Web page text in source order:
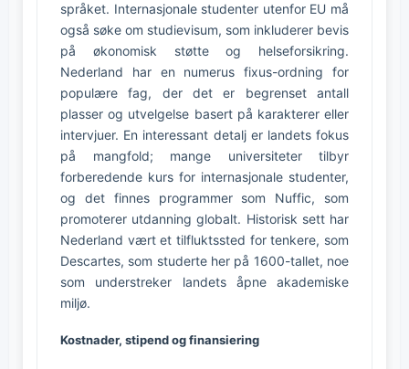
språket. Internasjonale studenter utenfor EU må
også søke om studievisum, som inkluderer bevis
på økonomisk støtte og helseforsikring.
Nederland har en numerus fixus-ordning for
populære fag, der det er begrenset antall
plasser og utvelgelse basert på karakterer eller
intervjuer. En interessant detalj er landets fokus
på mangfold; mange universiteter tilbyr
forberedende kurs for internasjonale studenter,
og det finnes programmer som Nuffic, som
promoterer utdanning globalt. Historisk sett har
Nederland vært et tilfluktssted for tenkere, som
Descartes, som studerte her på 1600-tallet, noe
som understreker landets åpne akademiske
miljø.
Kostnader, stipend og finansiering